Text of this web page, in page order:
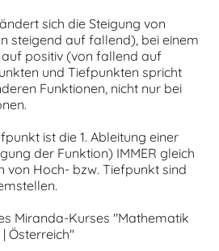
sich die Steigung von
steigend auf fallend), bei einem
positiv (von fallend auf
und Tiefpunkten spricht
Funktionen, nicht nur bei
ist die 1. Ableitung einer
der Funktion) IMMER gleich
von Hoch- bzw. Tiefpunkt sind
Miranda-Kurses "Mathematik
Österreich"